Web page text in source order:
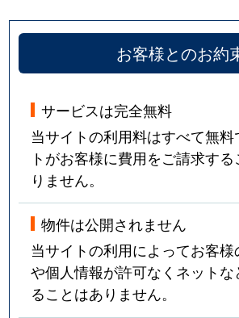
お客様とのお約
サービスは完全無料
当サイトの利用料はすべて無料
トがお客様に費用をご請求す
りません。
物件は公開されません
当サイトの利用によってお客
や個人情報が許可なくネット
ることはありません。